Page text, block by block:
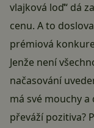
vlajková loď“ dá
cenu. A to
prémiová
Jenže není
načasování
má své mouchy
převáží pozitiva?